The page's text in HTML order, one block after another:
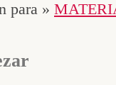
para »